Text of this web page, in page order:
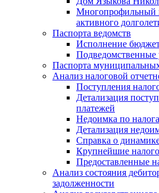
Многопрофильный
активного
Паспорта ведомств
Исполнение
Подведомственные
Паспорта
Анализ налоговой
Поступления
Детализация
платежей
Недоимка по
Детализация
Справка о
Крупнейшие
Предоставленные
Анализ состояния
задолженности